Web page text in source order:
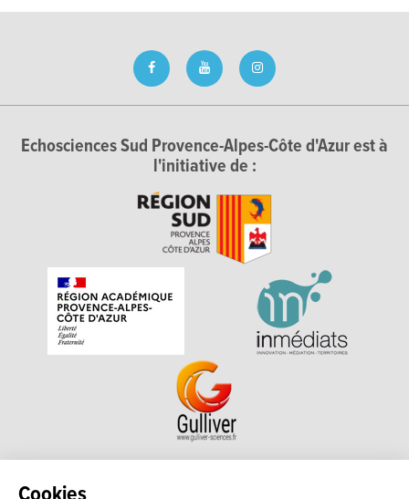
Echosciences Sud Provence-Alpes-Côte d'Azur est à
l'initiative de :
Echosciences Sud Provence-Alpes-Côte d'Azur est à